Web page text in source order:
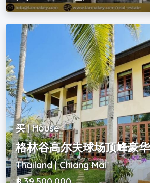
买 | House
格林谷高尔夫球场顶峰豪
Thailand | Chiang Mai